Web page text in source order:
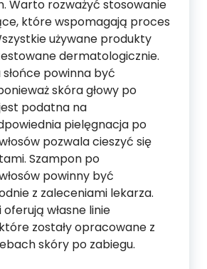
Warto rozważyć stosowanie
które wspomagają proces
używane produkty
dermatologicznie.
powinna być
skóra głowy po
podatna na
pielęgnacja po
pozwala cieszyć się
Szampon po
powinny być
z zaleceniami lekarza.
własne linie
zostały opracowane z
skóry po zabiegu.